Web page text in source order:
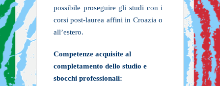
possibile proseguire gli studi con i
corsi post-laurea affini in Croazia o
all’estero.
Competenze acquisite al
completamento dello studio e
sbocchi professionali: